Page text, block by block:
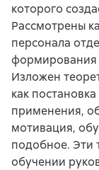
которого
Рассмотрены
персонала
формирования
Изложен
как
применения,
мотивация,
подобное. Эти
обучении